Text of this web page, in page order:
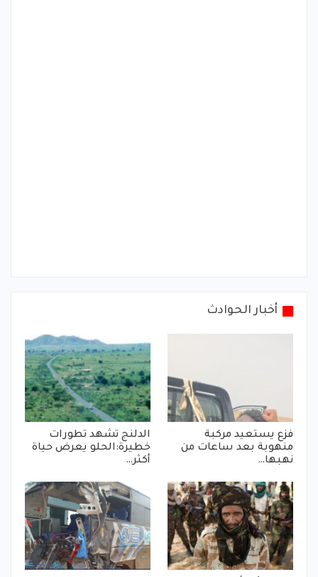
أخبار الحوادث
فزع يستعيد مركبة
منهوبة بعد ساعات من
نهبها…
الدلنج تشهد تطورات
خطيرة:الحلو يعرض حياة
أكثر…